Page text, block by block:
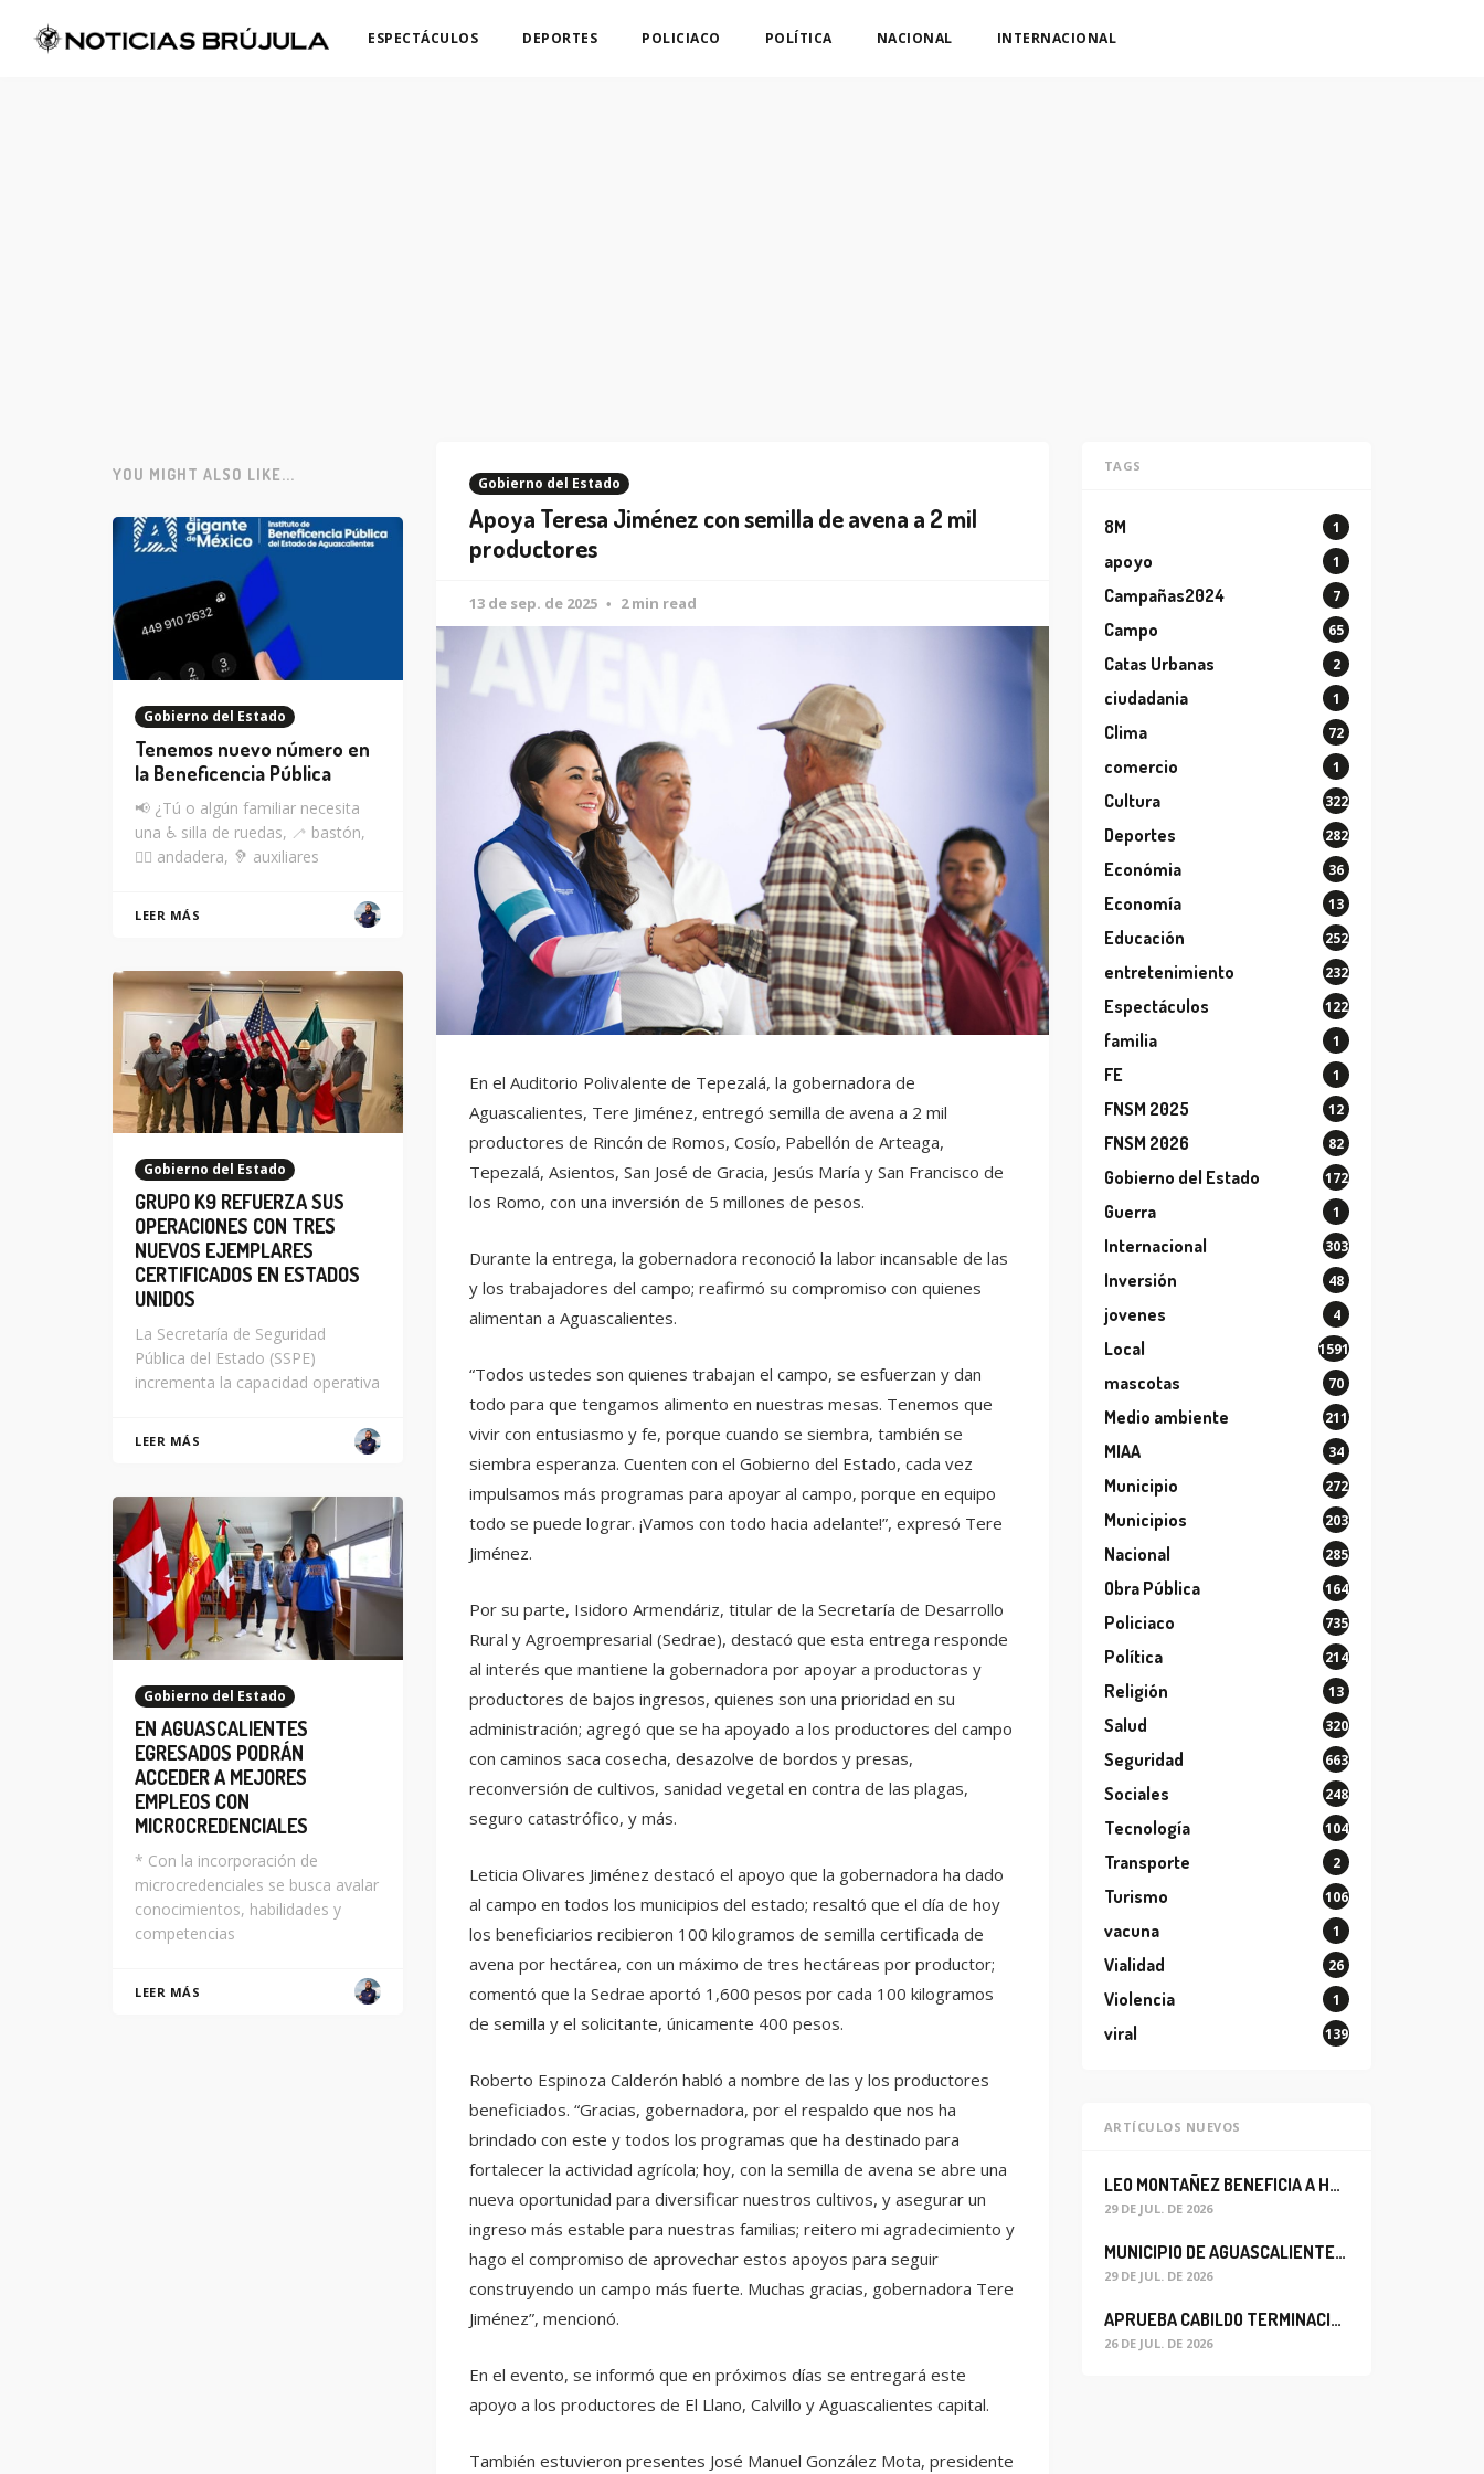
ESPECTÁCULOS DEPORTES POLICIACO POLÍTICA NACIONAL INTERNACIONAL
Gobierno del Estado
Apoya Teresa Jiménez con semilla de avena a 2 mil
productores
13 de sep. de 2025 2 min read
En el Auditorio Polivalente de Tepezalá, la gobernadora de
Aguascalientes, Tere Jiménez, entregó semilla de avena a 2 mil
productores de Rincón de Romos, Cosío, Pabellón de Arteaga,
Tepezalá, Asientos, San José de Gracia, Jesús María y San Francisco de
los Romo, con una inversión de 5 millones de pesos.
Durante la entrega, la gobernadora reconoció la labor incansable de las
y los trabajadores del campo; reafirmó su compromiso con quienes
alimentan a Aguascalientes.
“Todos ustedes son quienes trabajan el campo, se esfuerzan y dan
todo para que tengamos alimento en nuestras mesas. Tenemos que
vivir con entusiasmo y fe, porque cuando se siembra, también se
siembra esperanza. Cuenten con el Gobierno del Estado, cada vez
impulsamos más programas para apoyar al campo, porque en equipo
todo se puede lograr. ¡Vamos con todo hacia adelante!”, expresó Tere
Jiménez.
Por su parte, Isidoro Armendáriz, titular de la Secretaría de Desarrollo
Rural y Agroempresarial (Sedrae), destacó que esta entrega responde
al interés que mantiene la gobernadora por apoyar a productoras y
productores de bajos ingresos, quienes son una prioridad en su
administración; agregó que se ha apoyado a los productores del campo
con caminos saca cosecha, desazolve de bordos y presas,
reconversión de cultivos, sanidad vegetal en contra de las plagas,
seguro catastrófico, y más.
Leticia Olivares Jiménez destacó el apoyo que la gobernadora ha dado
al campo en todos los municipios del estado; resaltó que el día de hoy
los beneficiarios recibieron 100 kilogramos de semilla certificada de
avena por hectárea, con un máximo de tres hectáreas por productor;
comentó que la Sedrae aportó 1,600 pesos por cada 100 kilogramos
de semilla y el solicitante, únicamente 400 pesos.
Roberto Espinoza Calderón habló a nombre de las y los productores
beneficiados. “Gracias, gobernadora, por el respaldo que nos ha
brindado con este y todos los programas que ha destinado para
fortalecer la actividad agrícola; hoy, con la semilla de avena se abre una
nueva oportunidad para diversificar nuestros cultivos, y asegurar un
ingreso más estable para nuestras familias; reitero mi agradecimiento y
hago el compromiso de aprovechar estos apoyos para seguir
construyendo un campo más fuerte. Muchas gracias, gobernadora Tere
Jiménez”, mencionó.
En el evento, se informó que en próximos días se entregará este
apoyo a los productores de El Llano, Calvillo y Aguascalientes capital.
También estuvieron presentes José Manuel González Mota, presidente
YOU MIGHT ALSO LIKE...
Gobierno del Estado
Tenemos nuevo número en
la Beneficencia Pública
📢 ¿Tú o algún familiar necesita
una ♿ silla de ruedas, 🦯 bastón,
🚶‍♂️ andadera, 🦻 auxiliares
LEER MÁS
Gobierno del Estado
GRUPO K9 REFUERZA SUS
OPERACIONES CON TRES
NUEVOS EJEMPLARES
CERTIFICADOS EN ESTADOS
UNIDOS
La Secretaría de Seguridad
Pública del Estado (SSPE)
incrementa la capacidad operativa
LEER MÁS
Gobierno del Estado
EN AGUASCALIENTES
EGRESADOS PODRÁN
ACCEDER A MEJORES
EMPLEOS CON
MICROCREDENCIALES
* Con la incorporación de
microcredenciales se busca avalar
conocimientos, habilidades y
competencias
LEER MÁS
TAGS
8M 1
apoyo 1
Campañas2024 7
Campo 65
Catas Urbanas 2
ciudadania 1
Clima 72
comercio 1
Cultura 322
Deportes 282
Económia 36
Economía 13
Educación 252
entretenimiento 232
Espectáculos 122
familia 1
FE 1
FNSM 2025 12
FNSM 2026 82
Gobierno del Estado 172
Guerra 1
Internacional 303
Inversión 48
jovenes 4
Local 1591
mascotas 70
Medio ambiente 211
MIAA 34
Municipio 272
Municipios 203
Nacional 285
Obra Pública 164
Policiaco 735
Política 214
Religión 13
Salud 320
Seguridad 663
Sociales 248
Tecnología 104
Transporte 2
Turismo 106
vacuna 1
Vialidad 26
Violencia 1
viral 139
ARTÍCULOS NUEVOS
LEO MONTAÑEZ BENEFICIA A HABITANTES DEL BARRIO DE LA SALUD CON MEJORA DEL ALCANTARILLADO SANITARIO
29 DE JUL. DE 2026
MUNICIPIO DE AGUASCALIENTES REABRE CIRCULACIÓN VEHICULAR EN LA CALLE JOSEFA ORTIZ DE DOMÍNGUEZ
29 DE JUL. DE 2026
APRUEBA CABILDO TERMINACIÓN ANTICIPADA DEL CONTRATO PARA EL PROYECTO DE MODERNIZACIÓN DEL SISTEMA DE ALUMBRADO
26 DE JUL. DE 2026